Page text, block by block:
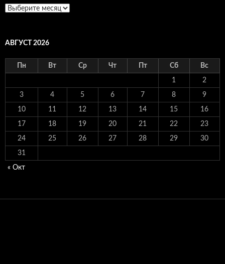
Архивы
АВГУСТ 2026
Пн Вт Ср Чт Пт Сб Вс
1 2
3 4 5 6 7 8 9
10 11 12 13 14 15 16
17 18 19 20 21 22 23
24 25 26 27 28 29 30
31
« Окт